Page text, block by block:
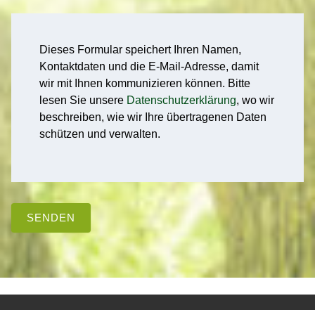
Dieses Formular speichert Ihren Namen,
Kontaktdaten und die E-Mail-Adresse, damit
wir mit Ihnen kommunizieren können. Bitte
lesen Sie unsere Datenschutzerklärung, wo wir
beschreiben, wie wir Ihre übertragenen Daten
schützen und verwalten.
SENDEN